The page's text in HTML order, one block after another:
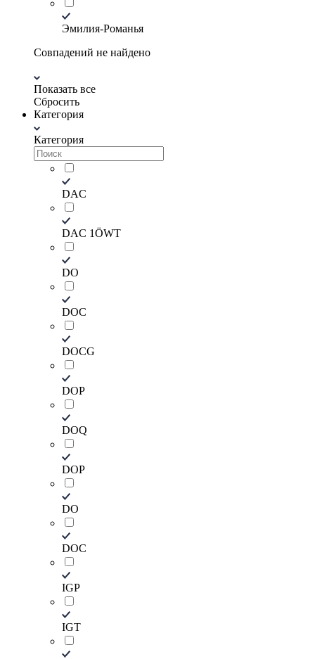
Эмилия-Романья
Совпадений не найдено
Показать все
Сбросить
Категория
Категория
DAC
DAC 1ÖWT
DO
DOC
DOCG
DOP
DOQ
DOР
DО
DОC
IGP
IGT